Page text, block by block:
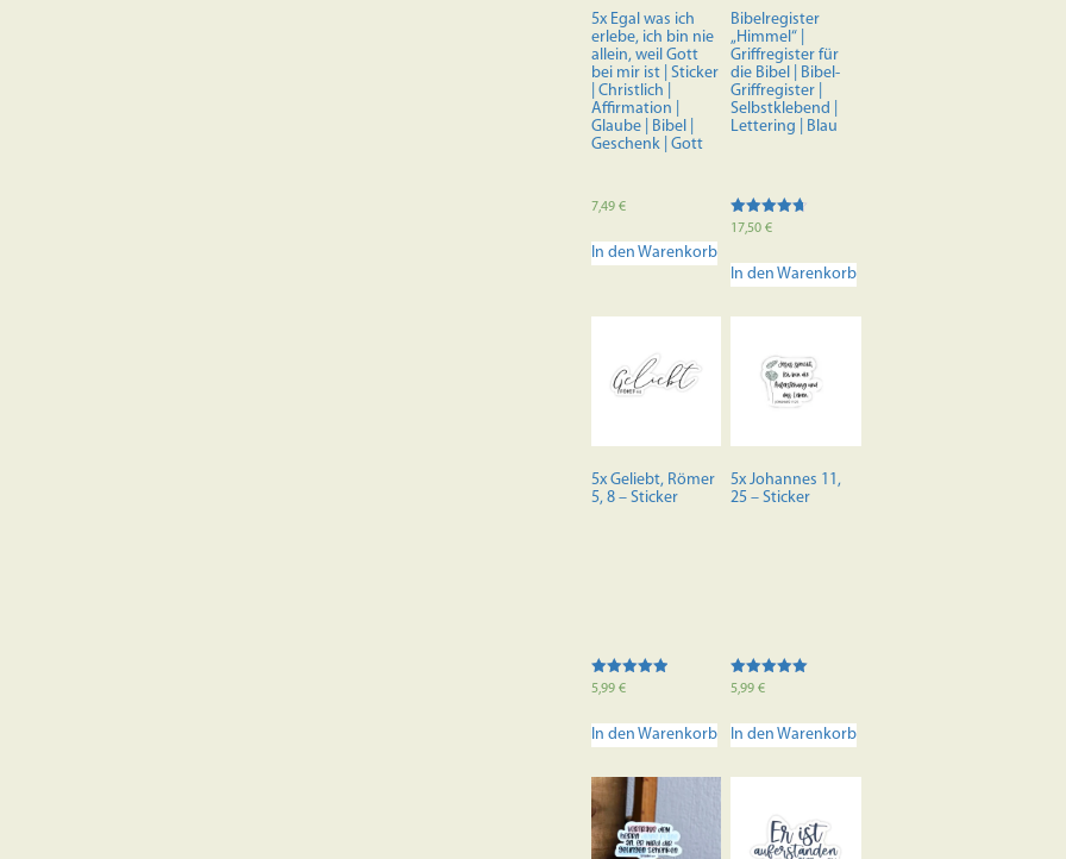
der
Produktseite
gewählt
werden
5x Egal was ich
erlebe, ich bin nie
allein, weil Gott
bei mir ist | Sticker
| Christlich |
Affirmation |
Glaube | Bibel |
Geschenk | Gott
7,49 €
In den Warenkorb
Bibelregister
„Himmel“ |
Griffregister für
die Bibel | Bibel-
Griffregister |
Selbstklebend |
Lettering | Blau
Bewertet
von 5
17,50€
In den Warenkorb
5x Geliebt, Römer
5, 8 – Sticker
Bewertet mit
5,99 €
In den Warenkorb
5x Johannes 11,
25 – Sticker
Bewertet mit
5,99€
In den Warenkorb